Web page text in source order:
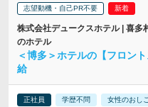
志望動機・自己PR不要
株式会社デュークスホテル | 喜多
のホテル
＜博多＞ホテルの【フロン
給
正社員 学歴不問 女性のおし